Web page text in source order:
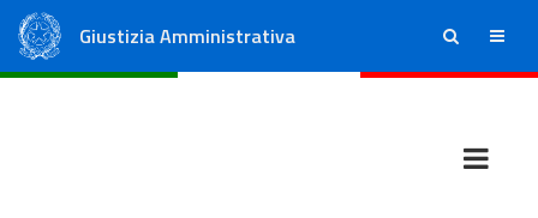
Giustizia Amministrativa ricerca menu